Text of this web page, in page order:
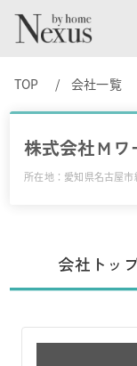
TOP 会社一覧
株式会社Ｍワ
所在地：愛知県名古屋
会社トッ